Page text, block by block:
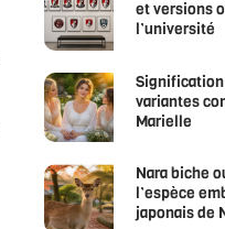
et versions
l’université
variantes
Marielle
Nara biche
l’espèce
japonais de